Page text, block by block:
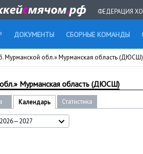
ФЕДЕРАЦИЯ
ДОКУМЕНТЫ СБОРНЫЕ КОМАНДЫ
Мурманской обл.» Мурманская область (ДЮСШ)
Мурманская область (ДЮСШ)
Календарь Статистика
2026—2027